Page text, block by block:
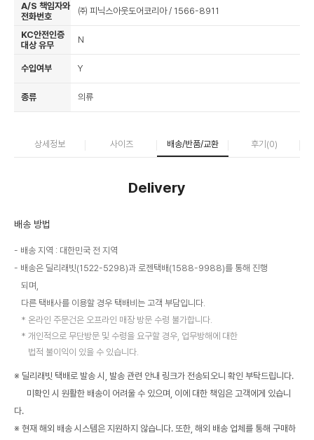
A/S 책임자와
전화번호
㈜ 피닉스아웃도어코리아 / 1566-8911
KC안전인증
대상 유무
N
수입여부 Y
종류 의류
상세정보 사이즈 배송/반품/교환 후기(0)
Delivery
배송 방법
배송 지역 : 대한민국 전 지역
배송은 딜리래빗(1522-5298)과 로젠택배(1588-9988)를 통해 진행
되며,
다른 택배사를 이용할 경우 택배비는 고객 부담입니다.
온라인 주문건은 오프라인 매장 방문 수령 불가합니다.
개인적으로 무단방문 및 수령을 요구할 경우, 업무방해에 대한
법적 불이익이 있을 수 있습니다.
※ 딜리래빗 택배로 발송 시, 발송 관련 안내 링크가 전송되오니 확인 부탁드립니다.
미확인 시 원활한 배송이 어려울 수 있으며, 이에 대한 책임은 고객에게 있습니
다.
※ 현재 해외 배송 시스템은 지원하지 않습니다. 또한, 해외 배송 업체를 통해 구매하